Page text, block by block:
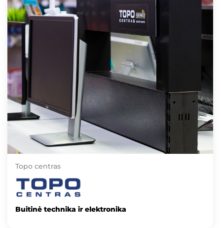
Topo centras
Buitinė technika ir elektronika